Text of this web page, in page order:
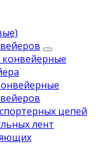
цепей
лент